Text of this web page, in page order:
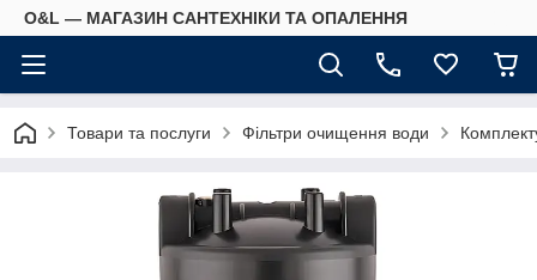
O&L — МАГАЗИН САНТЕХНІКИ ТА ОПАЛЕННЯ
Товари та послуги Фільтри очищення води